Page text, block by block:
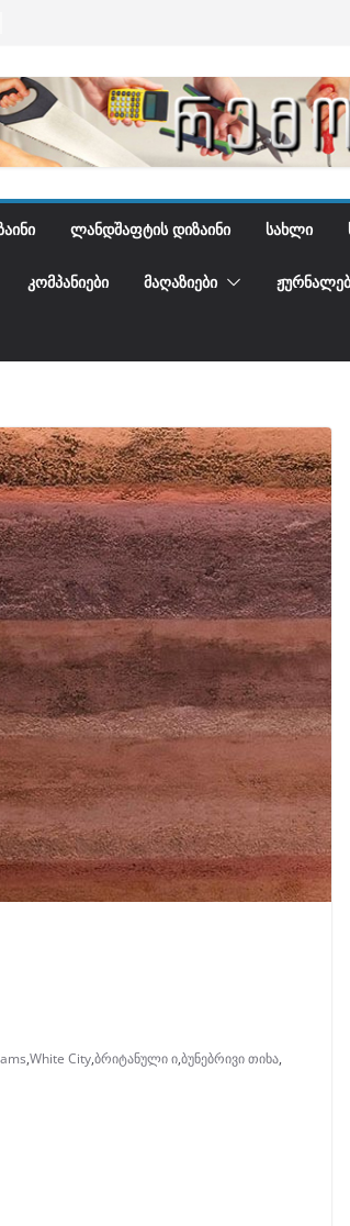
ᲚᲐᲜᲓᲨᲐᲤᲢᲘᲡ ᲓᲘᲖᲐᲘᲜᲘ ᲡᲐᲮᲚᲘ
ᲙᲝᲛᲞᲐᲜᲘᲔᲑᲘ ᲛᲐᲦᲐᲖᲘᲔᲑᲘ
,White City,ბრიტანული ი,ბუნებრივი თიხა,